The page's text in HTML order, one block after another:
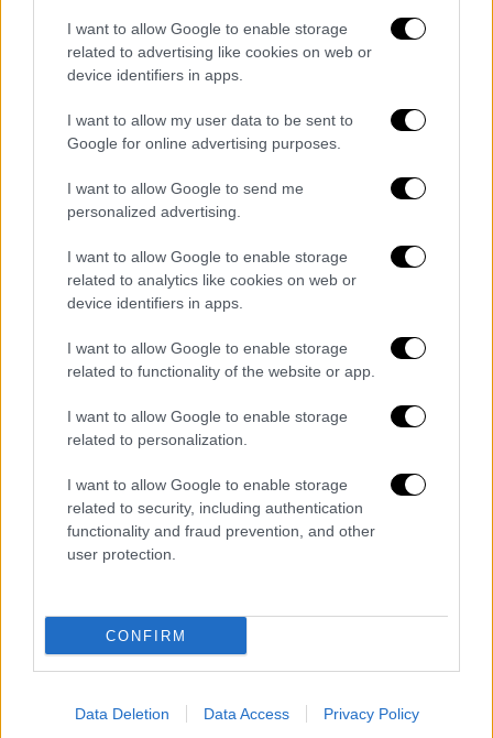
I want to allow Google to enable storage
related to advertising like cookies on web or
device identifiers in apps.
I want to allow my user data to be sent to
Google for online advertising purposes.
I want to allow Google to send me
personalized advertising.
I want to allow Google to enable storage
related to analytics like cookies on web or
device identifiers in apps.
I want to allow Google to enable storage
related to functionality of the website or app.
I want to allow Google to enable storage
related to personalization.
I want to allow Google to enable storage
related to security, including authentication
functionality and fraud prevention, and other
user protection.
CONFIRM
Data Deletion Data Access Privacy Policy
καθείρξεις ως συναυτουργοί σε
ανθρωποκτονία με ενδεχόμενο δόλο και οι
καθείρξεις ως απλοί συνεργοί στην ίδια
πράξη.
Για τους περισσότερους, όμως, ασκήθηκε
έφεση κατά της καταδικαστικής απόφασης
από τον προϊστάμενο της Εισαγγελίας
Εφετών ΘεσσαλονίκηςΝίκο Καλλίδη
ζητώντας να επιβληθούν μεγαλύτερες
ποινές. Θεωρώντας εσφαλμένη την απόφαση
όσον αφορά τη μετατροπή της κατηγορίας
σε ανθρωποκτονία με ενδεχόμενο δόλο, ο
ανώτερος εισαγγελικός λειτουργός έκρινε
ότι οι κατηγορούμενοι έπρεπε να
καταδικαστούν για ανθρωποκτονία με άμεσο
δόλο, όπως ήταν η αρχική δίωξη. Επιπλέον,
για τρεις εξ αυτών θεώρησε ότι δεν έπρεπε
να καταδικαστούν για συνέργεια, αλλά ο ένας
άμεσο δόλο και οι άλλοι δύο για
συναυτουργία στην ίδια ανθρωποκτονία με
τους κατηγορούμενους και πρακτικά μόνο γι'